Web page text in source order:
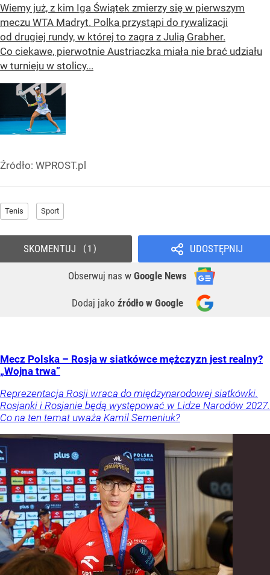
Wiemy już, z kim Iga Świątek zmierzy się w pierwszym
meczu WTA Madryt. Polka przystąpi do rywalizacji
od drugiej rundy, w której to zagra z Julią Grabher.
Co ciekawe, pierwotnie Austriaczka miała nie brać udziału
w turnieju w stolicy...
Źródło: WPROST.pl
Tenis Sport
UDOSTĘPNIJ
Obserwuj nas w Google News
Dodaj jako źródło w Google
SKOMENTUJ 1
Mecz Polska – Rosja w siatkówce mężczyzn jest realny?
„Wojna trwa”
Reprezentacja Rosji wraca do międzynarodowej siatkówki.
Rosjanki i Rosjanie będą występować w Lidze Narodów 2027.
Co na ten temat uważa Kamil Semeniuk?